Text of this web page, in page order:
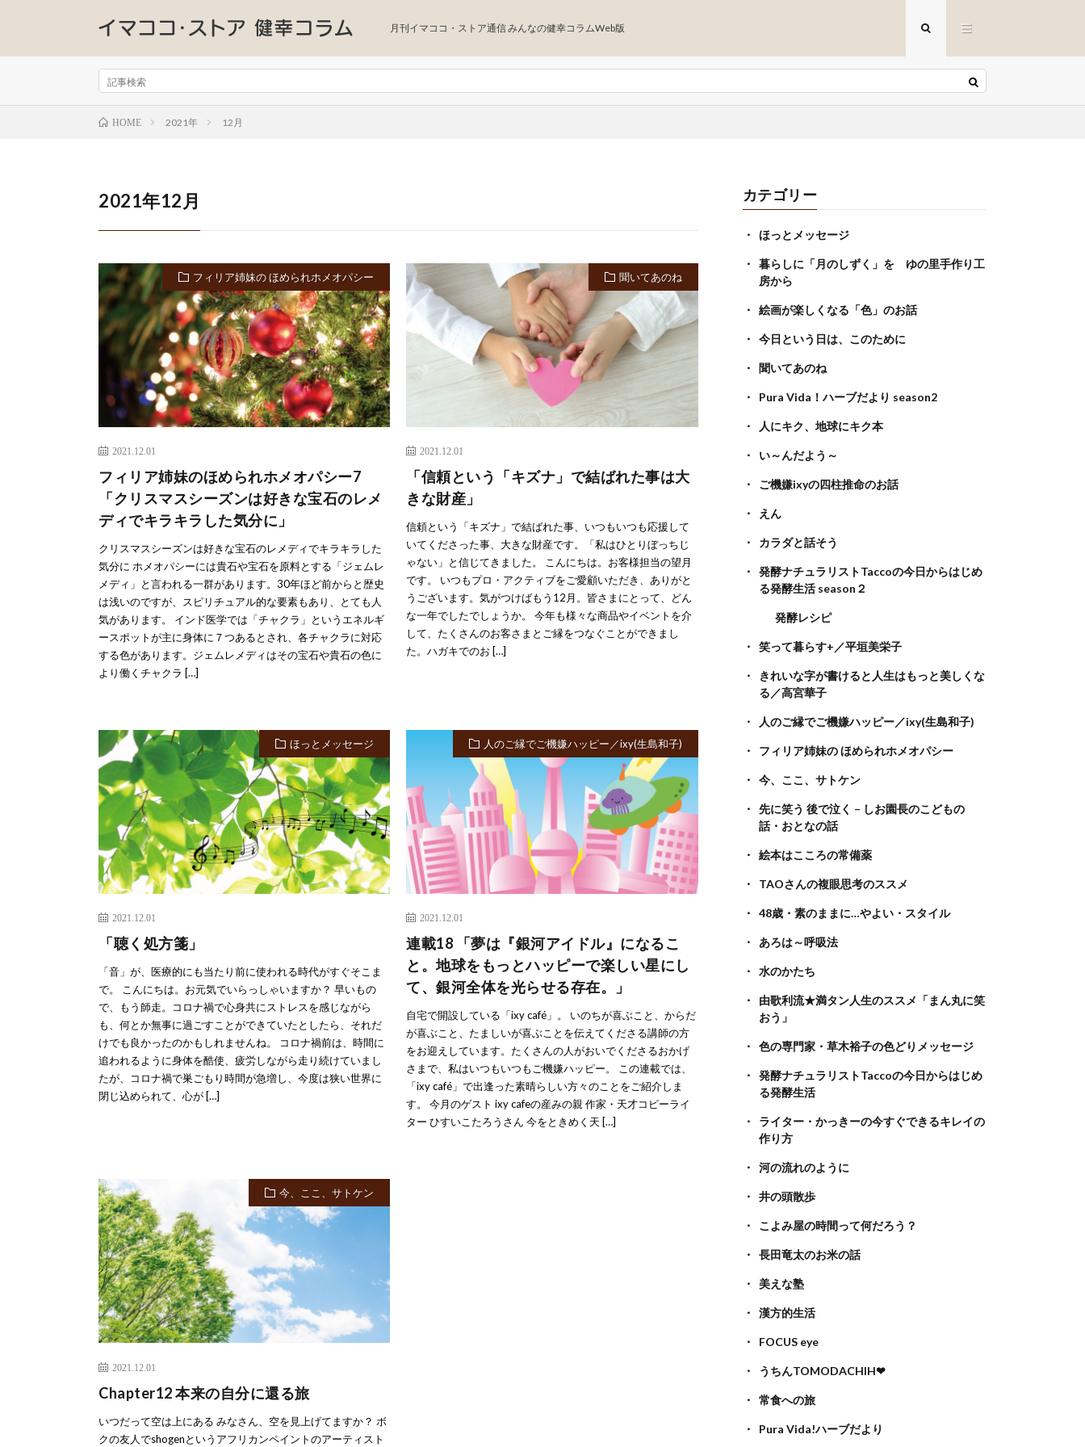
月刊イマココ・ストア通信 みんなの健幸コラムWeb版
HOME 2021年 12月
2021年12月
フィリア姉妹の ほめられホメオパシー
2021.12.01
フィリア姉妹のほめられホメオパシー7
「クリスマスシーズンは好きな宝石のレメ
ディでキラキラした気分に」
クリスマスシーズンは好きな宝石のレメディでキラキラした
気分に ホメオパシーには貴石や宝石を原料とする「ジェムレ
メディ」と言われる一群があります。30年ほど前からと歴史
は浅いのですが、スピリチュアル的な要素もあり、とても人
気があります。 インド医学では「チャクラ」というエネルギ
ースポットが主に身体に７つあるとされ、各チャクラに対応
する色があります。ジェムレメディはその宝石や貴石の色に
より働くチャクラ […]
聞いてあのね
2021.12.01
「信頼という「キズナ」で結ばれた事は大
きな財産」
信頼という「キズナ」で結ばれた事、いつもいつも応援して
いてくださった事、大きな財産です。「私はひとりぼっちじ
ゃない」と信じてきました。 こんにちは。お客様担当の望月
です。 いつもプロ・アクティブをご愛顧いただき、ありがと
うございます。気がつけばもう12月。皆さまにとって、どん
な一年でしたでしょうか。 今年も様々な商品やイベントを介
して、たくさんのお客さまとご縁をつなぐことができまし
た。ハガキでのお […]
ほっとメッセージ
2021.12.01
「聴く処方箋」
「音」が、医療的にも当たり前に使われる時代がすぐそこま
で。 こんにちは。お元気でいらっしゃいますか？ 早いもの
で、もう師走。コロナ禍で心身共にストレスを感じながら
も、何とか無事に過ごすことができていたとしたら、それだ
けでも良かったのかもしれませんね。 コロナ禍前は、時間に
追われるように身体を酷使、疲労しながら走り続けていまし
たが、コロナ禍で巣ごもり時間が急増し、今度は狭い世界に
閉じ込められて、心が […]
人のご縁でご機嫌ハッピー／ixy(生島和子)
2021.12.01
連載18 「夢は『銀河アイドル』になるこ
と。地球をもっとハッピーで楽しい星にし
て、銀河全体を光らせる存在。」
自宅で開設している「ixy café」。 いのちが喜ぶこと、からだ
が喜ぶこと、たましいが喜ぶことを伝えてくださる講師の方
をお迎えしています。たくさんの人がおいでくださるおかげ
さまで、私はいつもいつもご機嫌ハッピー。 この連載では、
「ixy café」で出逢った素晴らしい方々のことをご紹介しま
す。 今月のゲスト ixy cafeの産みの親 作家・天才コピーライ
ター ひすいこたろうさん 今をときめく天 […]
今、ここ、サトケン
2021.12.01
Chapter12 本来の自分に還る旅
いつだって空は上にある みなさん、空を見上げてますか？ ボ
クの友人でshogenというアフリカンペイントのアーティスト
カテゴリー
ほっとメッセージ
暮らしに「月のしずく」を ゆの里手作り工
房から
絵画が楽しくなる「色」のお話
今日という日は、このために
聞いてあのね
Pura Vida！ハーブだより season2
人にキク、地球にキク本
い～んだよう～
ご機嫌ixyの四柱推命のお話
えん
カラダと話そう
発酵ナチュラリストTaccoの今日からはじめ
る発酵生活 season２
発酵レシピ
笑って暮らす+／平垣美栄子
きれいな字が書けると人生はもっと美しくな
る／高宮華子
人のご縁でご機嫌ハッピー／ixy(生島和子)
フィリア姉妹の ほめられホメオパシー
今、ここ、サトケン
先に笑う 後で泣く – しお園長のこどもの
話・おとなの話
絵本はこころの常備薬
TAOさんの複眼思考のススメ
48歳・素のままに…やよい・スタイル
あろは～呼吸法
水のかたち
由歌利流★満タン人生のススメ「まん丸に笑
おう」
色の専門家・草木裕子の色どりメッセージ
発酵ナチュラリストTaccoの今日からはじめ
る発酵生活
ライター・かっきーの今すぐできるキレイの
作り方
河の流れのように
井の頭散歩
こよみ屋の時間って何だろう？
長田竜太のお米の話
美えな塾
漢方的生活
FOCUS eye
うちんTOMODACHIH❤
常食への旅
Pura Vida!ハーブだより